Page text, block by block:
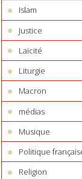
Islam
Justice
Laïcité
Liturgie
Macron
médias
Musique
Politique
Religion